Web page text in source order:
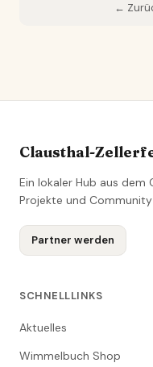
←
Clausthal-
Ein lokaler Hub aus dem
Projekte und
Partner werden
SCHNELLLINKS
Aktuelles
Wimmelbuch Shop